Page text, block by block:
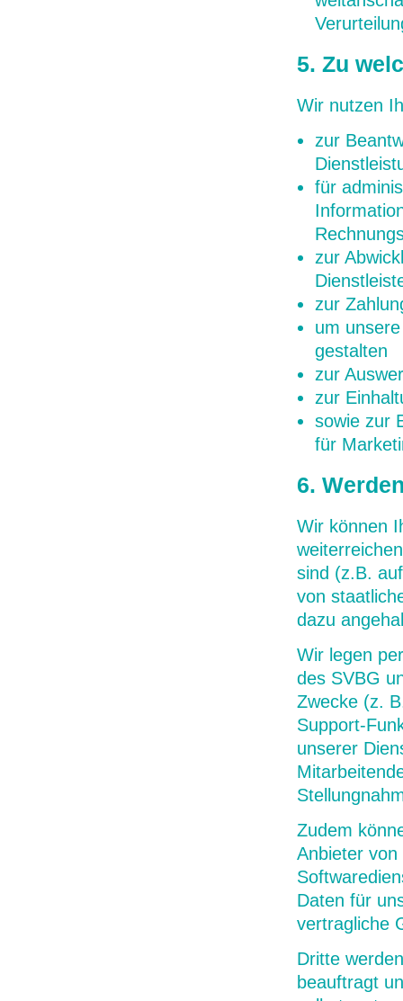
5. Zu
Wir nutzen
zur
für
zur
zur
um
gestalten
zur
zur
sowie zur
für
6.
Wir können
sind (z.B.
von
dazu
Wir legen
des SVBG
Zwecke (z.
Support-
unserer
Zudem
Anbieter
Daten für
vertragliche
Dritte
beauftragt